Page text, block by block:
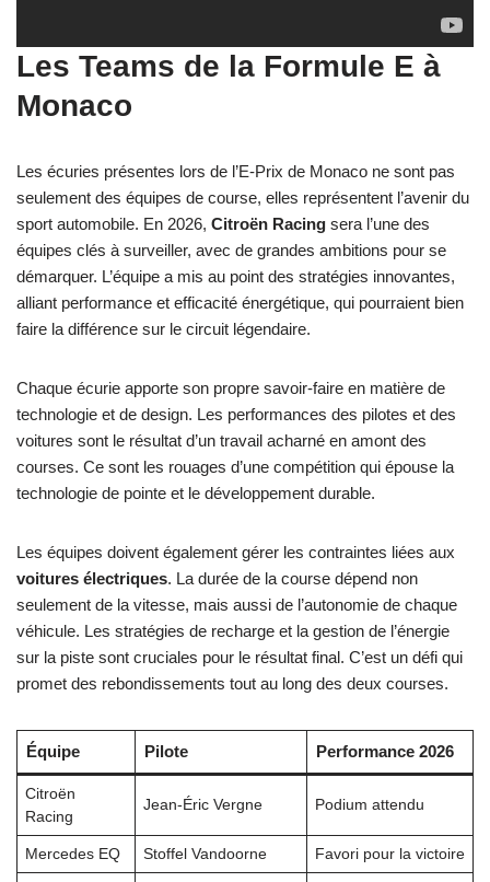
Les Teams de la Formule E à
Monaco
Les écuries présentes lors de l’E-Prix de Monaco ne sont pas
seulement des équipes de course, elles représentent l’avenir du
sport automobile. En 2026, Citroën Racing sera l’une des
équipes clés à surveiller, avec de grandes ambitions pour se
démarquer. L’équipe a mis au point des stratégies innovantes,
alliant performance et efficacité énergétique, qui pourraient bien
faire la différence sur le circuit légendaire.
Chaque écurie apporte son propre savoir-faire en matière de
technologie et de design. Les performances des pilotes et des
voitures sont le résultat d’un travail acharné en amont des
courses. Ce sont les rouages d’une compétition qui épouse la
technologie de pointe et le développement durable.
Les équipes doivent également gérer les contraintes liées aux
voitures électriques. La durée de la course dépend non
seulement de la vitesse, mais aussi de l’autonomie de chaque
véhicule. Les stratégies de recharge et la gestion de l’énergie
sur la piste sont cruciales pour le résultat final. C’est un défi qui
promet des rebondissements tout au long des deux courses.
Équipe Pilote Performance 2026
Citroën
Racing
Jean-Éric Vergne Podium attendu
Mercedes EQ Stoffel Vandoorne Favori pour la victoire